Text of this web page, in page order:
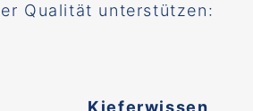
Qualität unterstützen:
Kieferwissen